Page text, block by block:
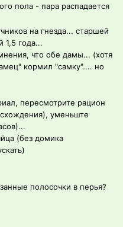
пола - пара распадается
на гнезда... старшей
1,5 года...
что обе дамы... (хотя
кормил "самку".... но
пересмотрите рацион
уменьште
(без домика
полосочки в перья?